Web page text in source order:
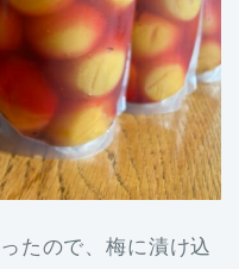
たので、梅に漬け込